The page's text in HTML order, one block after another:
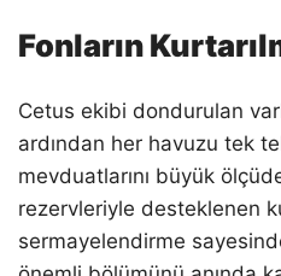
Fonların
Cetus ekibi dondurulan
ardından her havuzu tek
mevduatlarını büyük
rezervleriyle desteklenen
sermayelendirme